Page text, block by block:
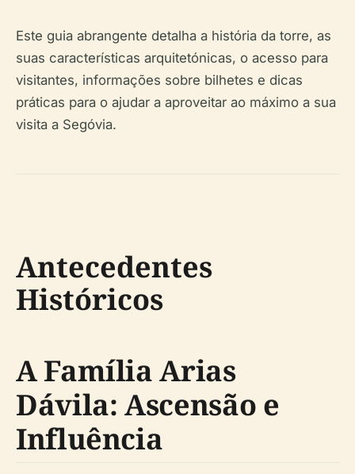
Este guia abrangente detalha a história da torre, as
suas características arquitetónicas, o acesso para
visitantes, informações sobre bilhetes e dicas
práticas para o ajudar a aproveitar ao máximo a sua
visita a Segóvia.
Antecedentes
Históricos
A Família Arias
Dávila: Ascensão e
Influência